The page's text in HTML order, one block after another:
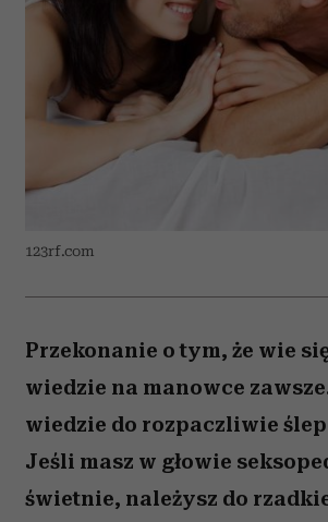
123rf.com
Przekonanie o tym, że wie
wiedzie na manowce
wiedzie do rozpaczliwie
Jeśli masz w głowie
świetnie, należysz do